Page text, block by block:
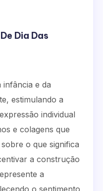
Dia Das
e da
estimulando a
individual
e colagens que
o que significa
a construção
a